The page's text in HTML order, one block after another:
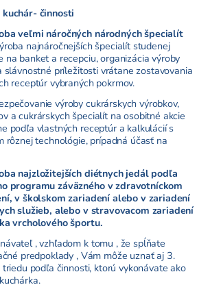
činnosti
veľmi náročných národných špecialít
najnáročnejších špecialít studenej
na banket a recepciu, organizácia výroby
slávnostné príležitosti vrátane zostavovania
receptúr vybraných pokrmov.
výroby cukrárskych výrobkov,
a cukrárskych špecialít na osobitné akcie
podľa vlastných receptúr a kalkulácií s
rôznej technológie, prípadná účasť na
najzložitejších diétnych jedál podľa
programu záväzného v zdravotníckom
v školskom zariadení alebo v zariadení
služieb, alebo v stravovacom zariadení
vrcholového športu.
, vzhľadom k tomu , že spĺňate
predpoklady , Vám môže uznať aj 3.
podľa činnosti, ktorú vykonávate ako